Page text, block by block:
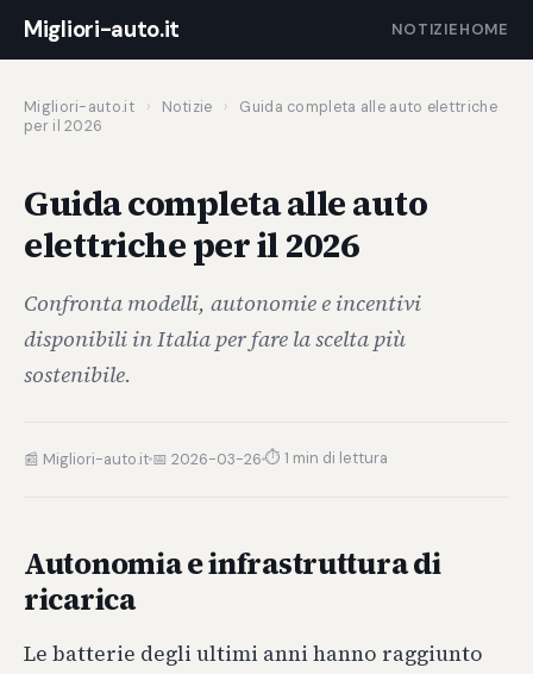
Migliori-auto.it NOTIZIEHOME
Migliori-auto.it › Notizie ›
Guida completa alle auto elettriche
per il 2026
Guida completa alle auto
elettriche per il 2026
Confronta modelli, autonomie e incentivi
disponibili in Italia per fare la scelta più
sostenibile.
📰 Migliori-auto.it 📅 2026-03-26 ⏱ 1 min di lettura
Autonomia e infrastruttura di
ricarica
Le batterie degli ultimi anni hanno raggiunto